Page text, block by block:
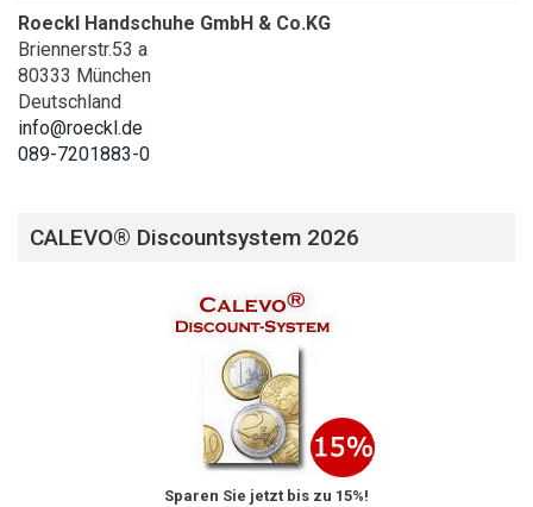
Roeckl Handschuhe GmbH & Co.KG
Briennerstr.53 a
80333 München
Deutschland
info@roeckl.de
089-7201883-0
CALEVO® Discountsystem 2026
Sparen Sie jetzt bis zu 15%!